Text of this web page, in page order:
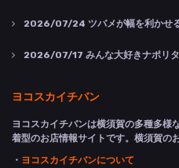
2026/07/24 ツバメが幅を利かせ
2026/07/17 みんな大好きナポリタ
ヨコスカイチバン
ヨコスカイチバンは横須賀の多種多
着型のお店情報サイトです。横須賀の
・ ヨコスカイチバンについて